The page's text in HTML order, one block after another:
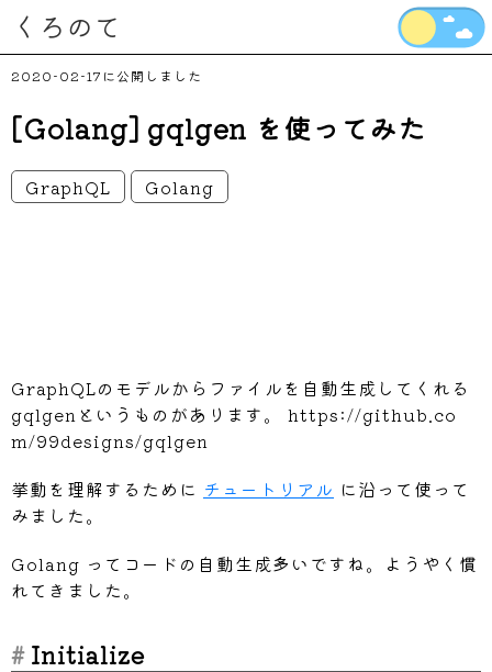
くろのて
2020-02-17
[Golang] gqlgen を使ってみた
GraphQL Golang
GraphQLのモデルからファイルを自動生成してくれる
gqlgenというものがあります。 https://github.co
m/99designs/gqlgen
挙動を理解するために チュートリアル に沿って使って
みました。
Golang ってコードの自動生成多いですね。ようやく慣
れてきました。
Initialize